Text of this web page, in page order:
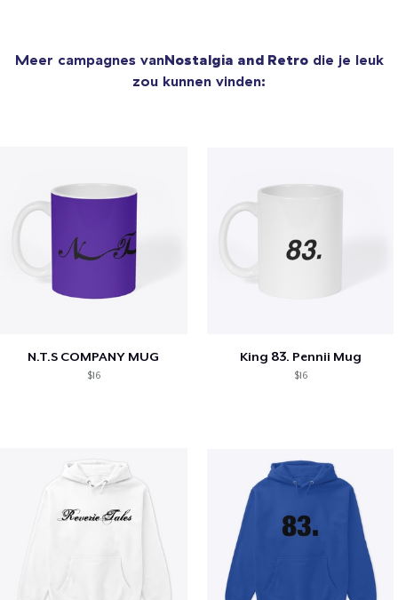
Meer campagnes vanNostalgia and Retrodie je leuk
zou kunnen vinden:
N.T.S COMPANY MUG
$16
King 83. Pennii Mug
$16